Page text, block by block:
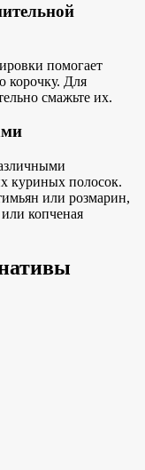
помогает
корочку. Для
смажьте их.
куриных полосок.
или розмарин,
копченая